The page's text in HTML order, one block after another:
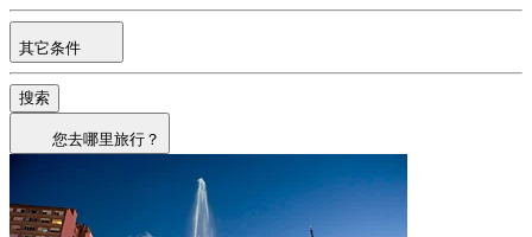
其它条件
搜索
您去哪里旅行？